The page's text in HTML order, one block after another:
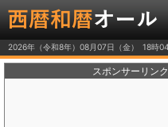
2026年（令和8年）08月07日（金）
スポンサーリンク